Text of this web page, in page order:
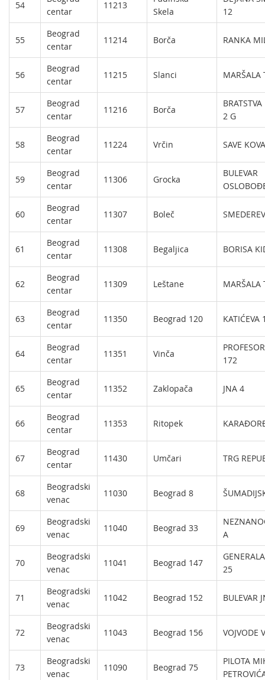
54
centar
11213
Skela
12
55
Beograd
centar
11214 Borča RANKA
56
Beograd
centar
11215 Slanci MARŠALA
57
Beograd
centar
11216 Borča
2 G
58
Beograd
centar
11224 Vrčin SAVE
59
Beograd
centar
11306 Grocka
BULEVAR
60
Beograd
centar
11307 Boleč
61
Beograd
centar
11308 Begaljica BORISA
62
Beograd
centar
11309 Leštane MARŠALA
63
Beograd
centar
11350 Beograd 120 KATIĆEVA
64
Beograd
centar
11351 Vinča
172
65
Beograd
centar
11352 Zaklopača JNA 4
66
Beograd
centar
11353 Ritopek
67
Beograd
centar
11430 Umčari TRG
68
Beogradski
venac
11030 Beograd 8
69
Beogradski
venac
11040 Beograd 33
A
70
Beogradski
venac
11041 Beograd 147
25
71
Beogradski
venac
11042 Beograd 152 BULEVAR
72
Beogradski
venac
11043 Beograd 156 VOJVODE
73
Beogradski
venac
11090 Beograd 75
PILOTA